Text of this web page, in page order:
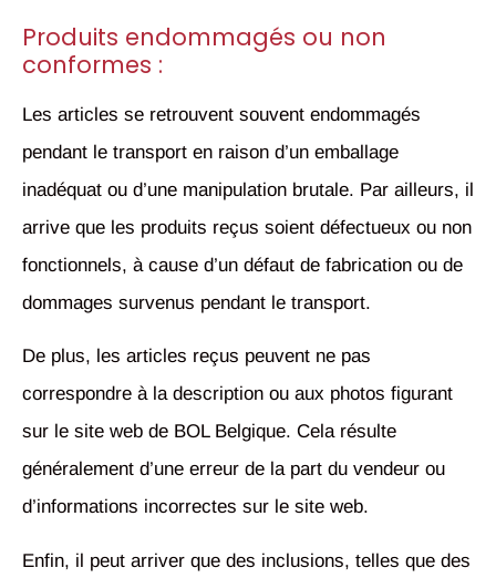
Produits endommagés ou non
conformes :
Les articles se retrouvent souvent endommagés
pendant le transport en raison d’un emballage
inadéquat ou d’une manipulation brutale. Par ailleurs, il
arrive que les produits reçus soient défectueux ou non
fonctionnels, à cause d’un défaut de fabrication ou de
dommages survenus pendant le transport.
De plus, les articles reçus peuvent ne pas
correspondre à la description ou aux photos figurant
sur le site web de BOL Belgique. Cela résulte
généralement d’une erreur de la part du vendeur ou
d’informations incorrectes sur le site web.
Enfin, il peut arriver que des inclusions, telles que des